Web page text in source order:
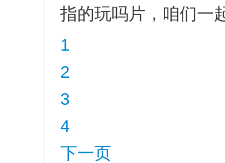
指的玩吗片，咱们一
1
2
3
4
下一页